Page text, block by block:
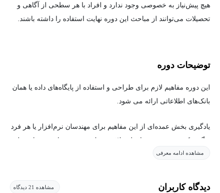
هیچ پیش‌نیاز به خصوصی وجود ندارد و افراد با هر سطحی از آگاهی و
تحصیلات می‌توانند از مباحث این دوره نهایت استفاده را داشته باشند.
توضیحات دوره
این دوره مفاهیم لازم برای طراحی و استفاده از پایگاه‌های داده یا همان
بانک‌های اطلاعاتی ارائه می شود.
یادگیری بخش عمده‌ای از این مفاهیم برای مهندسان نرم‌افزار یا هر فرد
دیگری که به توسعه نرم‌افزار علاقه‌مند باشد ضروری است. مباحث این
دوره با تمرکز بر طراحی پایگاه داده‌ها بصورت رابطه‌ای ارائه می‌شود و
جدول، زبان SQL، نرمال‌سازی، جبر و حساب رابطه‌ای آشنا می‌شوند.
مشاهده ادامه معرفی
دیدگاه کاربران مشاهده 21 دیدگاه